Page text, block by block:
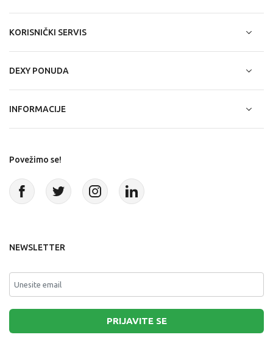
KORISNIČKI SERVIS
DEXY PONUDA
INFORMACIJE
Povežimo se!
NEWSLETTER
PRIJAVITE SE